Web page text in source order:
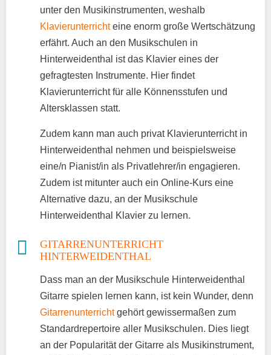
unter den Musikinstrumenten, weshalb
Klavierunterrichteine enorm große Wertschätzung
erfährt. Auch an den Musikschulen in
Hinterweidenthal ist das Klavier eines der
gefragtesten Instrumente. Hier findet
Klavierunterricht für alle Könnensstufen und
Altersklassen statt.
Zudem kann man auch privat Klavierunterricht in
Hinterweidenthal nehmen und beispielsweise
eine/n Pianist/in als Privatlehrer/in engagieren.
Zudem ist mitunter auch ein Online-Kurs eine
Alternative dazu, an der Musikschule
Hinterweidenthal Klavier zu lernen.
GITARRENUNTERRICHT
HINTERWEIDENTHAL
Dass man an der Musikschule Hinterweidenthal
Gitarre spielen lernen kann, ist kein Wunder, denn
Gitarrenunterrichtgehört gewissermaßen zum
Standardrepertoire aller Musikschulen. Dies liegt
an der Popularität der Gitarre als Musikinstrument,